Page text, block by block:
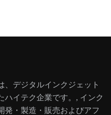
、デジタルインクジェット
ハイテク企業です。, インク
発・製造・販売およびアフ